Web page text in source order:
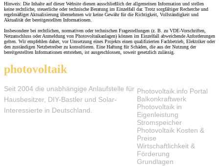
Hinweis: Die Inhalte auf dieser Website dienen ausschließlich der allgemeinen Information und stellen
keine rechtliche, steuerliche oder technische Beratung im Einzelfall dar. Trotz sorgfältiger Recherche und
regelmäßiger Aktualisierung übernehmen wir keine Gewähr für die Richtigkeit, Vollständigkeit und
Aktualität der bereitgestellten Informationen.
Insbesondere bei rechtlichen, normativen oder technischen Fragestellungen (z. B. zu VDE-Vorschriften,
Netzanschluss oder Anmeldung von Photovoltaikanlagen) können im Einzelfall abweichende Anforderungen
gelten. Wir empfehlen daher, vor Umsetzung eines Projekts einen qualifizierten Fachbetrieb, Elektriker oder
den zuständigen Netzbetreiber zu konsultieren. Eine Haftung für Schäden, die aus der Nutzung der
bereitgestellten Informationen entstehen, ist ausgeschlossen, soweit gesetzlich zulässig.
photovoltaik
Seit 2004 die unabhängige Anlaufstelle für
Hausbesitzer, DIY-Bastler und Solar-
Interessierte in Deutschland.
Photovoltaik.info Portal
Balkonkraftwerk
Photovoltaik in
Eigenleistung
Stromspeicher
Photovoltaik Kosten &
Preise
Wirtschaftlichkeit &
Förderung
Grundlagen